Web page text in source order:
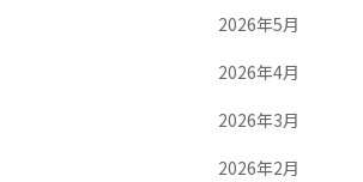
2026年5月
2026年4月
2026年3月
2026年2月